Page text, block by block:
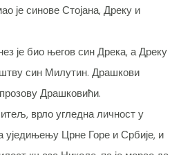
је синове Стојана, Дреку и
је био његов син Дрека, а Дреку
син Милутин. Драшкови
Драшковићи.
врло угледна личност у
уједињењу Црне Горе и Србије, и